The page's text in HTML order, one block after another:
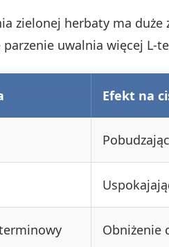
zielonej herbaty ma
parzenie uwalnia więcej L-
Efekt na
Obniżenie